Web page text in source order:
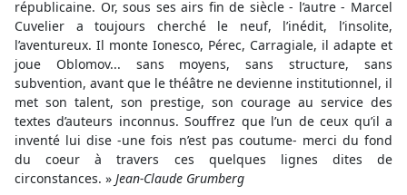
républicaine. Or, sous ses airs fin de siècle - l’autre - Marcel
Cuvelier a toujours cherché le neuf, l’inédit, l’insolite,
l’aventureux. Il monte Ionesco, Pérec, Carragiale, il adapte et
joue Oblomov... sans moyens, sans structure, sans
subvention, avant que le théâtre ne devienne institutionnel, il
met son talent, son prestige, son courage au service des
textes d’auteurs inconnus. Souffrez que l’un de ceux qu’il a
inventé lui dise -une fois n’est pas coutume- merci du fond
du coeur à travers ces quelques lignes dites de
circonstances. » Jean-Claude Grumberg